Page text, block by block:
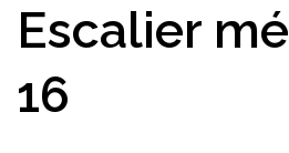
Escalier
16